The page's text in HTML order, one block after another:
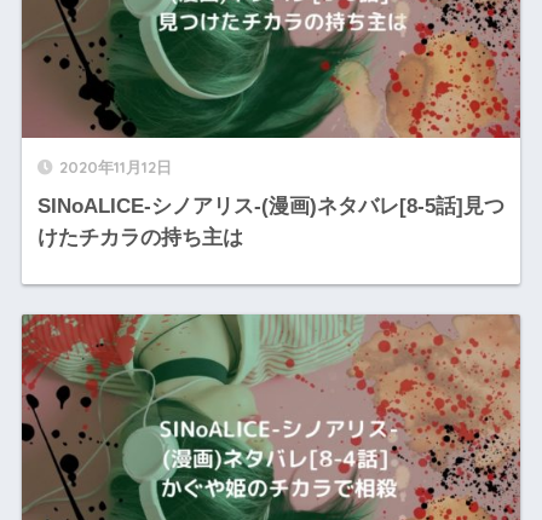
2020年11月12日
SINoALICE-シノアリス-(漫画)ネタバレ[8-5話]見つ
けたチカラの持ち主は